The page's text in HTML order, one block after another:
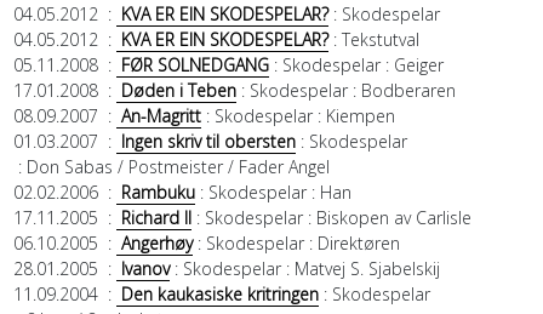
04.05.2012: KVA ER EIN SKODESPELAR?: Skodespelar
04.05.2012: KVA ER EIN SKODESPELAR?: Tekstutval
05.11.2008: FØR SOLNEDGANG: Skodespelar: Geiger
17.01.2008: Døden i Teben: Skodespelar: Bodberaren
08.09.2007 : An-Magritt: Skodespelar: Kiempen
01.03.2007 : Ingen skriv til obersten: Skodespelar
: Don Sabas / Postmeister / Fader Angel
02.02.2006: Rambuku: Skodespelar: Han
17.11.2005 : Richard II: Skodespelar: Biskopen av Carlisle
06.10.2005 : Angerhøy: Skodespelar: Direktøren
28.01.2005 : Ivanov: Skodespelar: Matvej S. Sjabelskij
11.09.2004: Den kaukasiske kritringen: Skodespelar